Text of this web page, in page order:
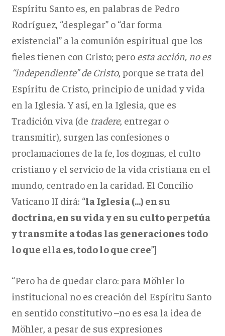
Espíritu Santo es, en palabras de Pedro
Rodríguez, “desplegar” o “dar forma
existencial” a la comunión espiritual que los
fieles tienen con Cristo; peroesta acción, no es
“independiente” de Cristo, porque se trata del
Espíritu de Cristo, principio de unidad y vida
en la Iglesia. Y así, en la Iglesia, que es
Tradición viva (de tradere, entregar o
transmitir), surgen las confesiones o
proclamaciones de la fe, los dogmas, el culto
cristiano y el servicio de la vida cristiana en el
mundo, centrado en la caridad. El Concilio
Vaticano II dirá: “la Iglesia (…) en su
doctrina, en su vida y en su culto perpetúa
y transmite a todas las generaciones todo
lo que ella es, todo lo que cree”]
“Pero ha de quedar claro: para Möhler lo
institucional no es creación del Espíritu Santo
en sentido constitutivo –no es esa la idea de
Möhler, a pesar de sus expresiones